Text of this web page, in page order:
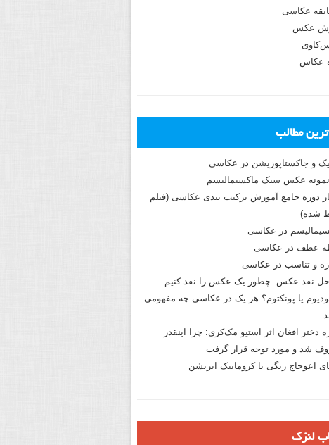
عکاسی
عکس
عکاس
ترین مطالب
و جاکستا‌پوزیشن در عکاسی
دوره جامع آموزش ترکیب بندی عکاسی (فیلم
شده)
در عکاسی
عطف در عکاسی
و تناسب در عکاسی
نقد عکس: چطور یک عکس را نقد کنیم
یا پونکتوم؟ هر یک در عکاسی چه مفهومی
دختر افغان اثر استیو مک‌کری: چرا اینقدر
شد و مورد توجه قرار گرفت
اعوجاج رنگی یا کروماتیک ابریشن
لنزک